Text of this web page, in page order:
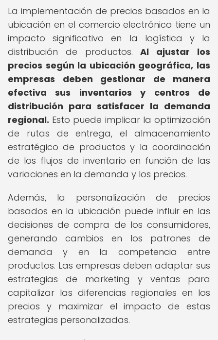
La implementación de precios basados en la
ubicación en el comercio electrónico tiene un
impacto significativo en la logística y la
distribución de productos.Al ajustar los
precios según la ubicación geográfica, las
empresas deben gestionar de manera
efectiva sus inventarios y centros de
distribución para satisfacer la demanda
regional. Esto puede implicar la optimización
de rutas de entrega, el almacenamiento
estratégico de productos y la coordinación
de los flujos de inventario en función de las
variaciones en la demanda y los precios.
Además, la personalización de precios
basados en la ubicación puede influir en las
decisiones de compra de los consumidores,
generando cambios en los patrones de
demanda y en la competencia entre
productos. Las empresas deben adaptar sus
estrategias de marketing y ventas para
capitalizar las diferencias regionales en los
precios y maximizar el impacto de estas
estrategias personalizadas.